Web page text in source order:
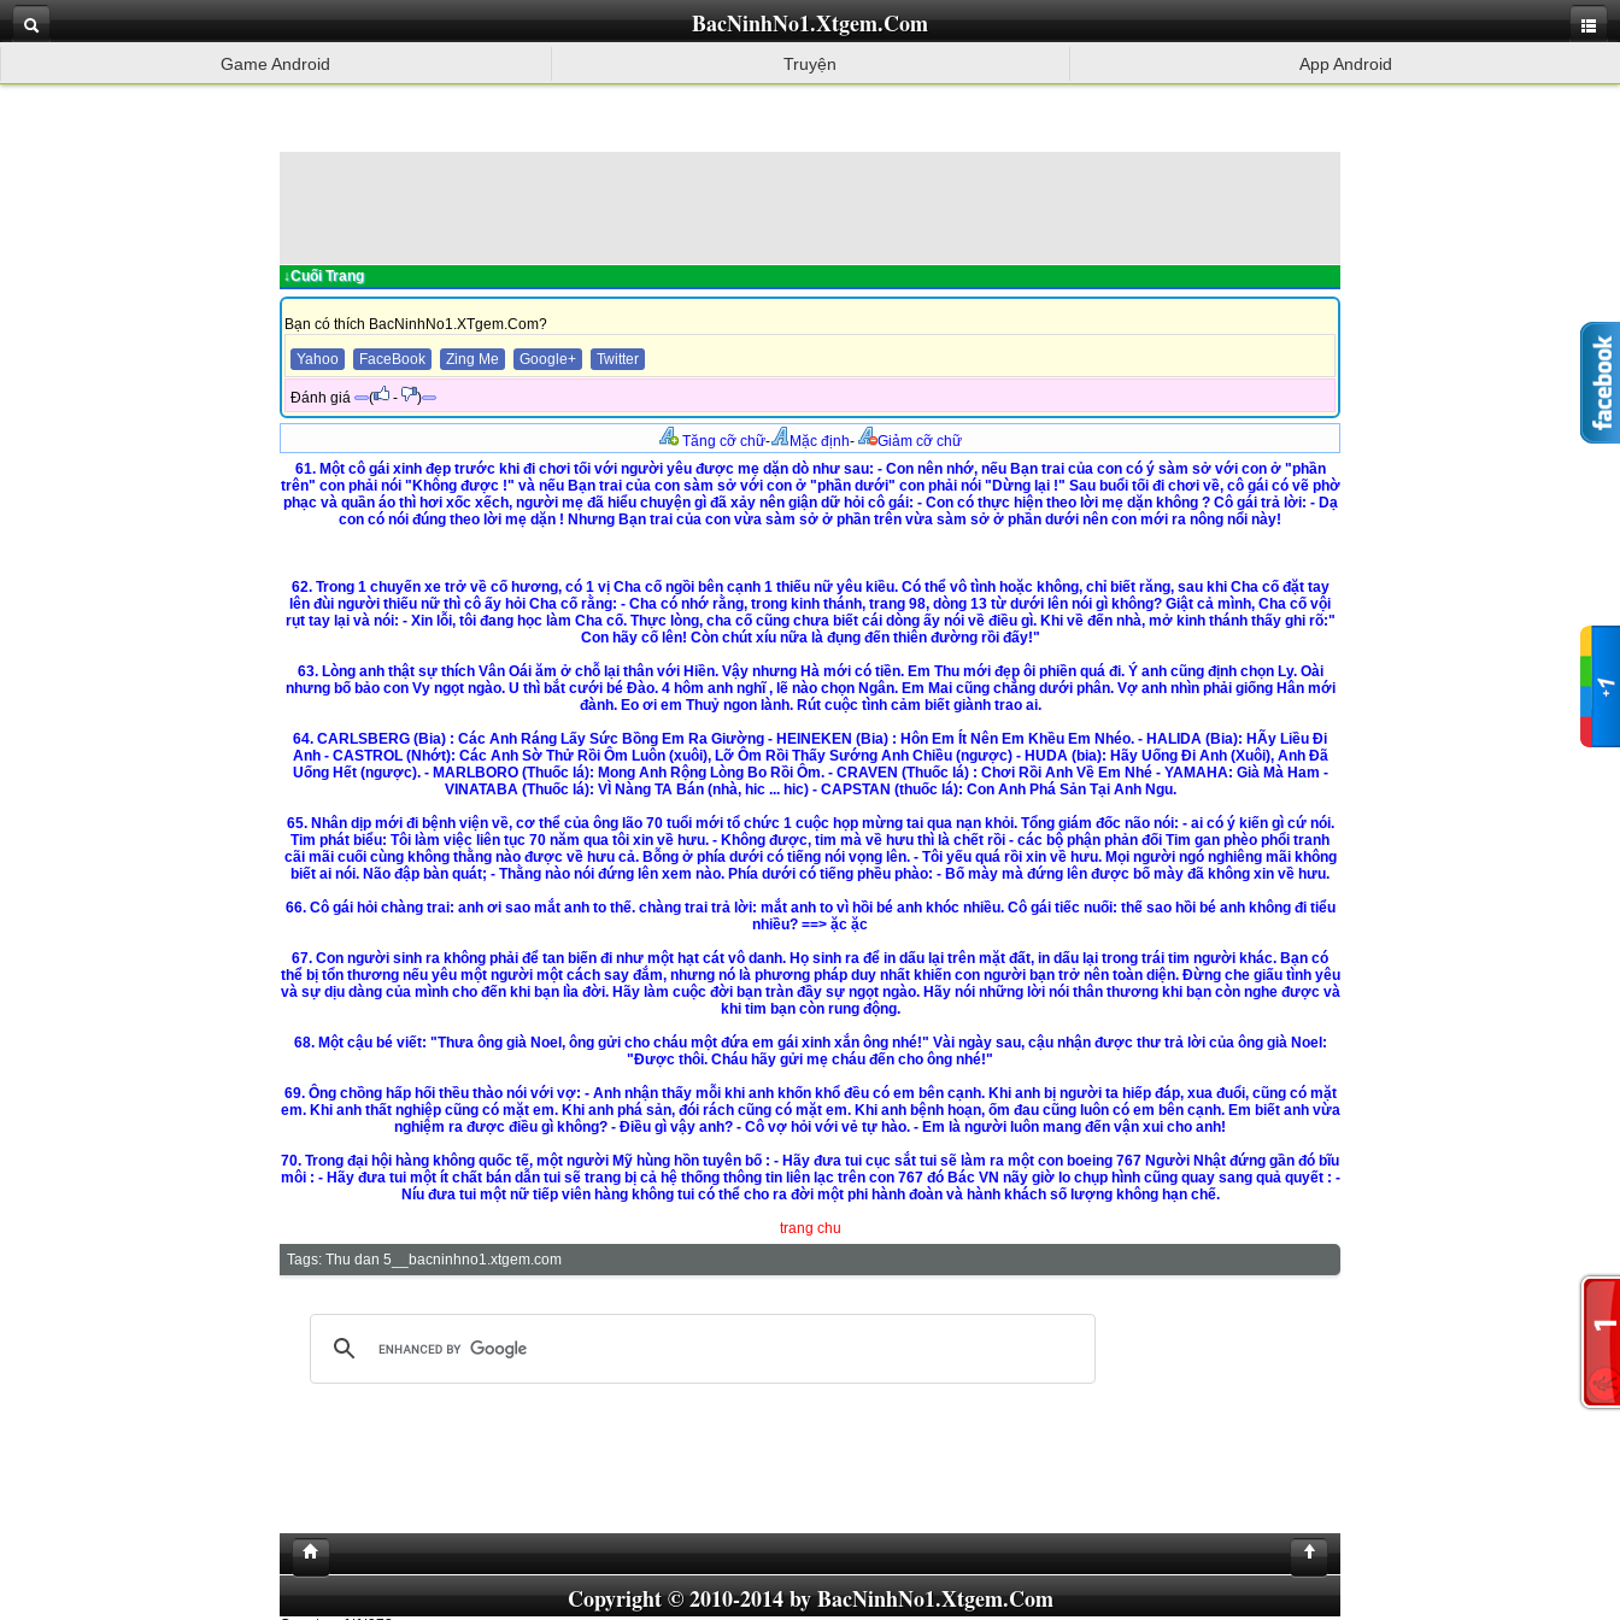
BacNinhNo1.Xtgem.Com
Game Android Truyện App Android
↓Cuối Trang
Bạn có thích BacNinhNo1.XTgem.Com?
Yahoo FaceBook Zing Me Google+ Twitter
Đánh giá ( - )
Tăng cỡ chữ- Mặc định-
Giảm cỡ chữ
61. Một cô gái xinh đẹp trước khi đi chơi tối với người yêu được mẹ dặn dò như sau: - Con nên nhớ, nếu Bạn trai của con có ý sàm sở với con ở "phần
trên" con phải nói "Không được !" và nếu Bạn trai của con sàm sở với con ở "phần dưới" con phải nói "Dừng lại !" Sau buổi tối đi chơi về, cô gái có vẽ phờ
phạc và quần áo thì hơi xốc xếch, người mẹ đã hiểu chuyện gì đã xảy nên giận dữ hỏi cô gái: - Con có thực hiện theo lời mẹ dặn không ? Cô gái trả lời: - Dạ
con có nói đúng theo lời mẹ dặn ! Nhưng Bạn trai của con vừa sàm sở ở phần trên vừa sàm sở ở phần dưới nên con mới ra nông nổi này!
62. Trong 1 chuyến xe trở về cố hương, có 1 vị Cha cố ngồi bên cạnh 1 thiếu nữ yêu kiều. Có thể vô tình hoặc không, chỉ biết răng, sau khi Cha cố đặt tay
lên đùi người thiếu nữ thì cô ấy hỏi Cha cố rằng: - Cha có nhớ rằng, trong kinh thánh, trang 98, dòng 13 từ dưới lên nói gì không? Giật cả mình, Cha cố vội
rụt tay lại và nói: - Xin lỗi, tôi đang học làm Cha cố. Thực lòng, cha cố cũng chưa biết cái dòng ấy nói về điều gì. Khi về đến nhà, mở kinh thánh thấy ghi rõ:"
Con hãy cố lên! Còn chút xíu nữa là đụng đến thiên đường rồi đấy!"
63. Lòng anh thật sự thích Vân Oái ăm ở chỗ lại thân với Hiền. Vậy nhưng Hà mới có tiền. Em Thu mới đẹp ôi phiền quá đi. Ý anh cũng định chọn Ly. Oài
nhưng bố bảo con Vy ngọt ngào. U thì bắt cưới bé Đào. 4 hôm anh nghĩ , lẽ nào chọn Ngân. Em Mai cũng chẳng dưới phân. Vợ anh nhìn phải giống Hân mới
đành. Eo ơi em Thuỷ ngon lành. Rút cuộc tình cảm biết giành trao ai.
64. CARLSBERG (Bia) : Các Anh Ráng Lấy Sức Bồng Em Ra Giường - HEINEKEN (Bia) : Hôn Em Ít Nên Em Khều Em Nhéo. - HALIDA (Bia): HÃy Liều Đi
Anh - CASTROL (Nhớt): Các Anh Sờ Thử Rồi Ôm Luôn (xuôi), Lỡ Ôm Rồi Thấy Sướng Anh Chiều (ngược) - HUDA (bia): Hãy Uống Đi Anh (Xuôi), Anh Đã
Uống Hết (ngược). - MARLBORO (Thuốc lá): Mong Anh Rộng Lòng Bo Rồi Ôm. - CRAVEN (Thuốc lá) : Chơi Rồi Anh Về Em Nhé - YAMAHA: Già Mà Ham -
VINATABA (Thuốc lá): VÌ Nàng TA Bán (nhà, hic ... hic) - CAPSTAN (thuốc lá): Con Anh Phá Sản Tại Anh Ngu.
65. Nhân dịp mới đi bệnh viện về, cơ thể của ông lão 70 tuổi mới tổ chức 1 cuộc họp mừng tai qua nạn khỏi. Tổng giám đốc não nói: - ai có ý kiến gì cứ nói.
Tim phát biểu: Tôi làm việc liên tục 70 năm qua tôi xin về hưu. - Không được, tim mà về hưu thì là chết rồi - các bộ phận phản đối Tim gan phèo phổi tranh
cãi mãi cuối cùng không thằng nào được về hưu cả. Bỗng ở phía dưới có tiếng nói vọng lên. - Tôi yếu quá rồi xin về hưu. Mọi người ngó nghiêng mãi không
biết ai nói. Não đập bàn quát; - Thằng nào nói đứng lên xem nào. Phía dưới có tiếng phều phào: - Bố mày mà đứng lên được bố mày đã không xin về hưu.
66. Cô gái hỏi chàng trai: anh ơi sao mắt anh to thế. chàng trai trả lời: mắt anh to vì hồi bé anh khóc nhiều. Cô gái tiếc nuối: thế sao hồi bé anh không đi tiểu
nhiều? ==> ặc ặc
67. Con người sinh ra không phải để tan biến đi như một hạt cát vô danh. Họ sinh ra để in dấu lại trên mặt đất, in dấu lại trong trái tim người khác. Bạn có
thể bị tổn thương nếu yêu một người một cách say đắm, nhưng nó là phương pháp duy nhất khiến con người bạn trở nên toàn diện. Đừng che giấu tình yêu
và sự dịu dàng của mình cho đến khi bạn lìa đời. Hãy làm cuộc đời bạn tràn đầy sự ngọt ngào. Hãy nói những lời nói thân thương khi bạn còn nghe được và
khi tim bạn còn rung động.
68. Một cậu bé viết: "Thưa ông già Noel, ông gửi cho cháu một đứa em gái xinh xắn ông nhé!" Vài ngày sau, cậu nhận được thư trả lời của ông già Noel:
"Được thôi. Cháu hãy gửi mẹ cháu đến cho ông nhé!"
69. Ông chồng hấp hối thều thào nói với vợ: - Anh nhận thấy mỗi khi anh khốn khổ đều có em bên cạnh. Khi anh bị người ta hiếp đáp, xua đuổi, cũng có mặt
em. Khi anh thất nghiệp cũng có mặt em. Khi anh phá sản, đói rách cũng có mặt em. Khi anh bệnh hoạn, ốm đau cũng luôn có em bên cạnh. Em biết anh vừa
nghiệm ra được điều gì không? - Ðiều gì vậy anh? - Cô vợ hỏi với vẻ tự hào. - Em là người luôn mang đến vận xui cho anh!
70. Trong đại hội hàng không quốc tế, một người Mỹ hùng hồn tuyên bố : - Hãy đưa tui cục sắt tui sẽ làm ra một con boeing 767 Người Nhật đứng gần đó bĩu
môi : - Hãy đưa tui một ít chất bán dẫn tui sẽ trang bị cả hệ thống thông tin liên lạc trên con 767 đó Bác VN nãy giờ lo chụp hình cũng quay sang quả quyết : -
Níu đưa tui một nữ tiếp viên hàng không tui có thể cho ra đời một phi hành đoàn và hành khách số lượng không hạn chế.
trang chu
Tags: Thu dan 5__bacninhno1.xtgem.com
Copyright © 2010-2014 byBacNinhNo1.Xtgem.Com